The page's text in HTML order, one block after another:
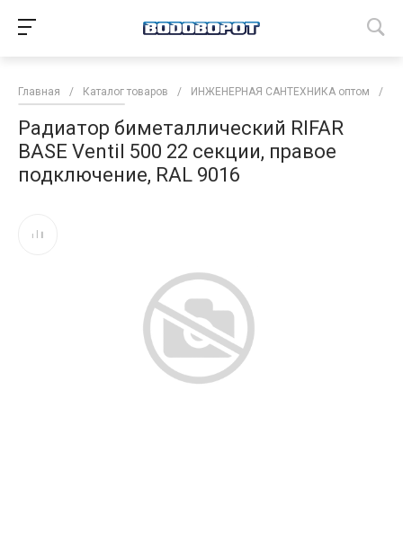
Главная / Каталог товаров / ИНЖЕНЕРНАЯ САНТЕХНИКА оптом /
Радиатор биметаллический RIFAR
BASE Ventil 500 22 секции, правое
подключение, RAL 9016